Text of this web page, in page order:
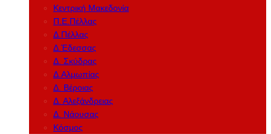
Κεντρική Μακεδονία
Π.Ε.Πέλλας
Δ.Πέλλας
Δ.Έδεσσας
Δ. Σκύδρας
Δ.Αλμωπίας
Δ. Βέροιας
Δ. Αλεξάνδρειας
Δ. Νάουσας
Κόσμος